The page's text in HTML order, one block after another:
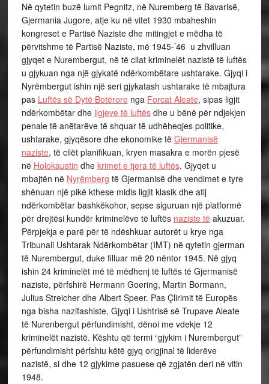
Në qytetin buzë lumit Pegnitz, në Nuremberg të Bavarisë,
Gjermania Jugore, atje ku në vitet 1930 mbaheshin
kongreset e Partisë Naziste dhe mitingjet e mëdha të
përvitshme të Partisë Naziste, më 1945-’46 u zhvilluan
gjyqet e Nurembergut, në të cilat kriminelët nazistë të luftës
u gjykuan nga një gjykatë ndërkombëtare ushtarake. Gjyqi i
Nyrëmbergut ishin një seri gjykatash ushtarake të mbajtura
pas Luftës së Dytë Botërorenga Forcat Aleate, sipas ligjit
ndërkombëtar dhe ligjeve të luftësdhe u bënë për ndjekjen
penale të anëtarëve të shquar të udhëheqjes politike,
ushtarake, gjyqësore dhe ekonomike të Gjermanisë
naziste, të cilët planifikuan, kryen masakra e morën pjesë
në Holokaustin dhe krimet e tjera të luftës. Gjyqet u
mbajtën në Nyrëmberg të Gjermanisë dhe vendimet e tyre
shënuan një pikë kthese midis ligjit klasik dhe atij
ndërkombëtar bashkëkohor, sepse siguruan një platformë
për drejtësi kundër kriminelëve të luftës naziste tëakuzuar.
Përpjekja e parë për të ndëshkuar autorët u krye nga
Tribunali Ushtarak Ndërkombëtar (IMT) në qytetin gjerman
të Nurembergut, duke filluar më 20 nëntor 1945. Në gjyq
ishin 24 kriminelët më të mëdhenj të luftës të Gjermanisë
naziste, përfshirë Hermann Goering, Martin Bormann,
Julius Streicher dhe Albert Speer. Pas Çlirimit të Europës
nga bisha nazifashiste, Gjyqi i Ushtrisë së Trupave Aleate
të Nurenbergut përfundimisht, dënoi me vdekje 12
kriminelët nazistë. Kështu që termi “gjykim i Nurembergut”
përfundimisht përfshiu këtë gjyq origjinal të liderëve
nazistë, si dhe 12 gjykime pasuese që zgjatën deri në vitin
1948.